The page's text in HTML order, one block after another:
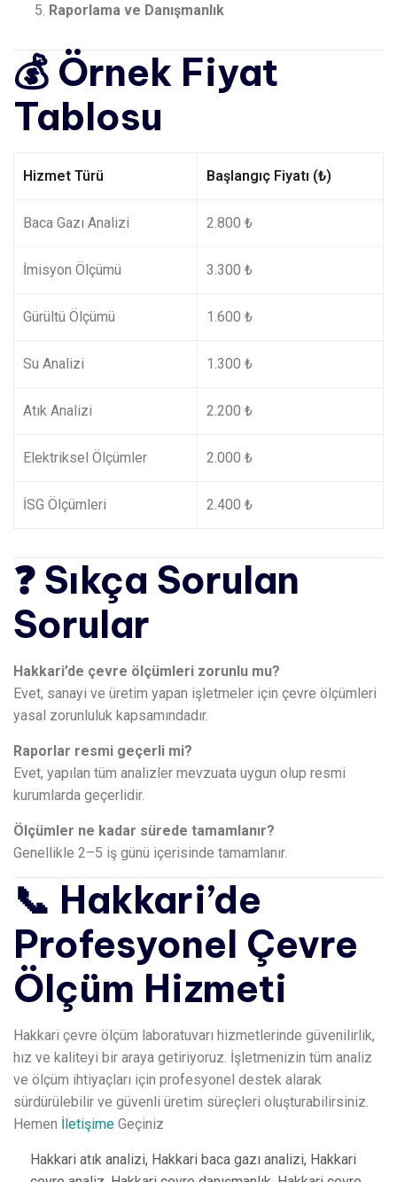
Raporlama ve Danışmanlık
💰 Örnek Fiyat
Tablosu
Hizmet Türü Başlangıç Fiyatı (₺)
Baca Gazı Analizi 2.800 ₺
İmisyon Ölçümü 3.300 ₺
Gürültü Ölçümü 1.600 ₺
Su Analizi 1.300 ₺
Atık Analizi 2.200 ₺
Elektriksel Ölçümler 2.000 ₺
İSG Ölçümleri 2.400 ₺
❓ Sıkça Sorulan
Sorular
Hakkari’de çevre ölçümleri zorunlu mu?
Evet, sanayi ve üretim yapan işletmeler için çevre ölçümleri
yasal zorunluluk kapsamındadır.
Raporlar resmi geçerli mi?
Evet, yapılan tüm analizler mevzuata uygun olup resmi
kurumlarda geçerlidir.
Ölçümler ne kadar sürede tamamlanır?
Genellikle 2–5 iş günü içerisinde tamamlanır.
📞 Hakkari’de
Profesyonel Çevre
Ölçüm Hizmeti
Hakkari çevre ölçüm laboratuvarı hizmetlerinde güvenilirlik,
hız ve kaliteyi bir araya getiriyoruz. İşletmenizin tüm analiz
ve ölçüm ihtiyaçları için profesyonel destek alarak
sürdürülebilir ve güvenli üretim süreçleri oluşturabilirsiniz.
Hemen İletişime Geçiniz
Hakkari atık analizi, Hakkari baca gazı analizi, Hakkari